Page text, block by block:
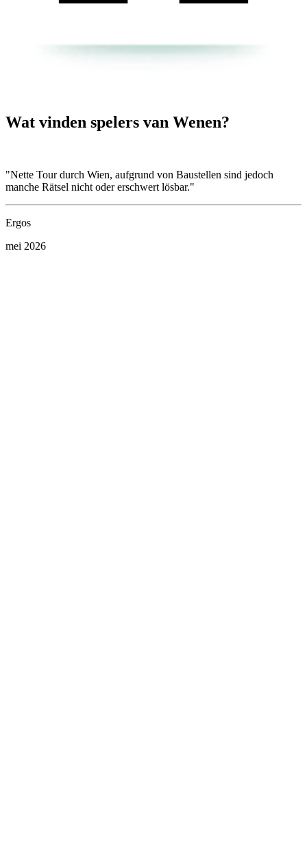
Wat vinden spelers van Wenen?
"Nette Tour durch Wien, aufgrund von Baustellen sind jedoch
manche Rätsel nicht oder erschwert lösbar."
Ergos
mei 2026